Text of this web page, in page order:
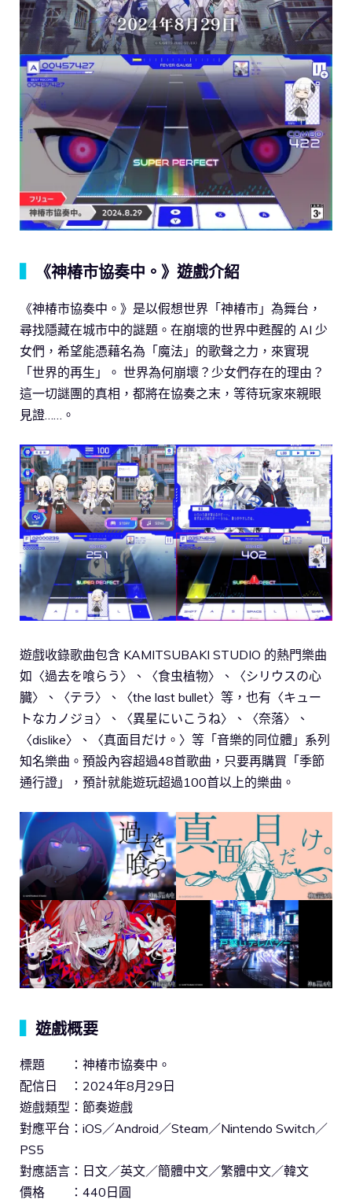
《神椿市協奏中。》遊戲介紹
《神椿市協奏中。》是以假想世界「神椿市」為舞台，
尋找隱藏在城市中的謎題。在崩壞的世界中甦醒的 AI 少
女們，希望能憑藉名為「魔法」的歌聲之力，來實現
「世界的再生」。 世界為何崩壞？少女們存在的理由？
這一切謎團的真相，都將在協奏之末，等待玩家來親眼
見證……。
遊戲收錄歌曲包含 KAMITSUBAKI STUDIO 的熱門樂曲
如〈過去を喰らう〉、〈食虫植物〉、〈シリウスの心
臓〉、〈テラ〉、〈the last bullet〉等，也有〈キュー
トなカノジョ〉、〈異星にいこうね〉、〈奈落〉、
〈dislike〉、〈真面目だけ。〉等「音樂的同位體」系列
知名樂曲。預設內容超過48首歌曲，只要再購買「季節
通行證」，預計就能遊玩超過100首以上的樂曲。
遊戲概要
標題 ：神椿市協奏中。
配信日 ：2024年8月29日
遊戲類型：節奏遊戲
對應平台：iOS／Android／Steam／Nintendo Switch／
PS5
對應語言：日文／英文／簡體中文／繁體中文／韓文
價格 ：440日圓